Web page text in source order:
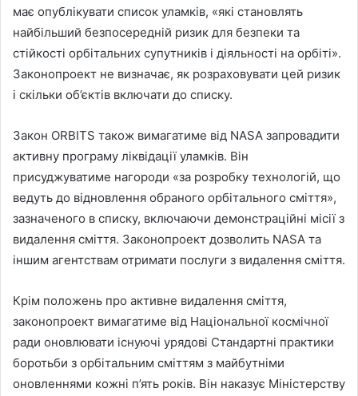
має опублікувати список уламків, «які становлять
найбільший безпосередній ризик для безпеки та
стійкості орбітальних супутників і діяльності на орбіті».
Законопроект не визначає, як розраховувати цей ризик
і скільки об’єктів включати до списку.
Закон ORBITS також вимагатиме від NASA запровадити
активну програму ліквідації уламків. Він
присуджуватиме нагороди «за розробку технологій, що
ведуть до відновлення обраного орбітального сміття»,
зазначеного в списку, включаючи демонстраційні місії з
видалення сміття. Законопроект дозволить NASA та
іншим агентствам отримати послуги з видалення сміття.
Крім положень про активне видалення сміття,
законопроект вимагатиме від Національної космічної
ради оновлювати існуючі урядові Стандартні практики
боротьби з орбітальним сміттям з майбутніми
оновленнями кожні п’ять років. Він наказує Міністерству